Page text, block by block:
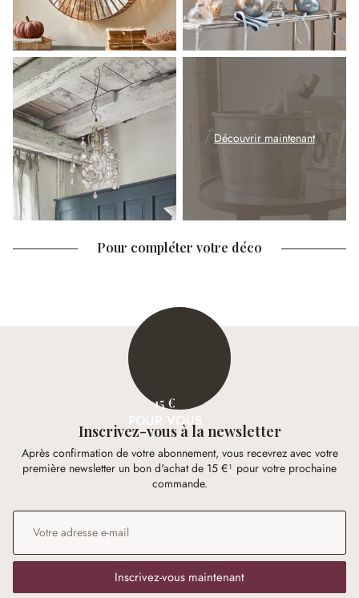
Découvrir maintenant
Pour compléter votre déco
15 €
POUR VOUS
Inscrivez-vous à la newsletter
Après confirmation de votre abonnement, vous recevrez avec votre
première newsletter un bon d'achat de 15 €¹ pour votre prochaine
commande.
Adresse e-mail
Inscrivez-vous maintenant